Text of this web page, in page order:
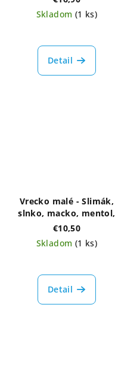
Skladom (1 ks)
Detail
Vrecko malé - Slimák,
slnko, macko, mentol,
biele
€10,50
Skladom (1 ks)
Detail